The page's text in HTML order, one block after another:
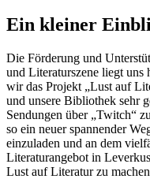
Ein kleiner
Die Förderung und
und Literaturszene liegt uns
wir das Projekt „Lust auf
und unsere Bibliothek sehr
Sendungen über „Twitch“
so ein neuer spannender
einzuladen und an dem
Literaturangebot in
Lust auf Literatur zu